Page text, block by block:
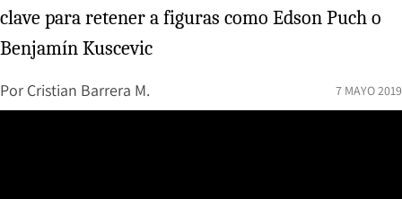
clave para retener a figuras como Edson Puch o
Benjamín Kuscevic
Por Cristian Barrera M. 7 MAYO 2019